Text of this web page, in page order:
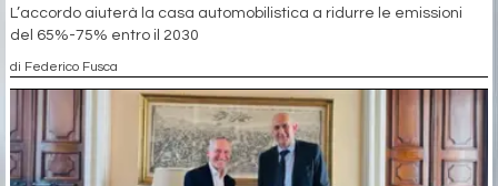
L’accordo aiuterà la casa automobilistica a ridurre le emissioni
del 65%-75% entro il 2030
di Federico Fusca